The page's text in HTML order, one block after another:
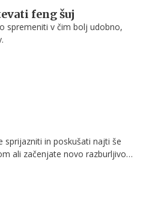
feng šuj
spremeniti v čim bolj udobno,
sprijazniti in poskušati najti še
ali začenjate novo razburljivo